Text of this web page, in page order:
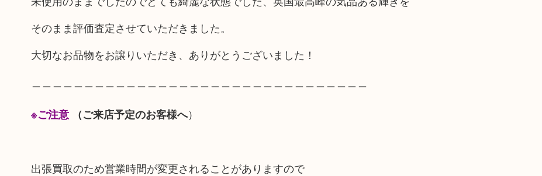
そのまま評価査定させていただきました。
大切なお品物をお譲りいただき、ありがとうございました！
※ご注意（ご来店予定のお客様へ）
出張買取のため営業時間が変更されることがありますので